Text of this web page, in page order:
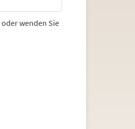
oder wenden Sie